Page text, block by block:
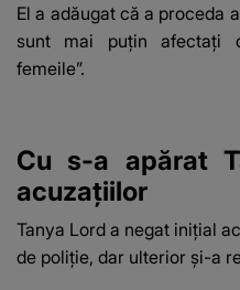
El a adăugat că a proceda
sunt mai puțin afectați
femeile”.
Cu s-a apărat
acuzațiilor
Tanya Lord a negat inițial
de poliție, dar ulterior și-a